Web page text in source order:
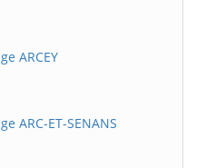
ARCEY
ARC-ET-SENANS